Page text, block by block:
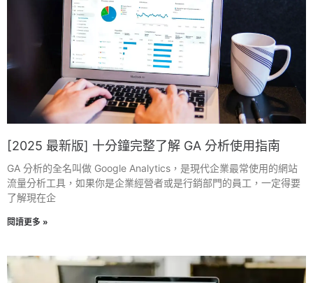
[2025 最新版] 十分鐘完整了解 GA 分析使用指南
GA 分析的全名叫做 Google Analytics，是現代企業最常使用的網站
流量分析工具，如果你是企業經營者或是行銷部門的員工，一定得要
了解現在企
閱讀更多 »